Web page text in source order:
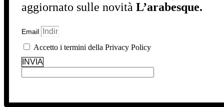
aggiornato sulle novità L’arabesque.
Email
Accetto i termini della Privacy Policy
INVIA